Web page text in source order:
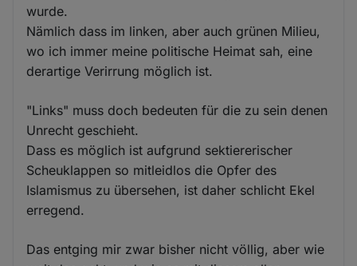
wurde.
Nämlich dass im linken, aber auch grünen Milieu,
wo ich immer meine politische Heimat sah, eine
derartige Verirrung möglich ist.
"Links" muss doch bedeuten für die zu sein denen
Unrecht geschieht.
Dass es möglich ist aufgrund sektiererischer
Scheuklappen so mitleidlos die Opfer des
Islamismus zu übersehen, ist daher schlicht Ekel
erregend.
Das entging mir zwar bisher nicht völlig, aber wie